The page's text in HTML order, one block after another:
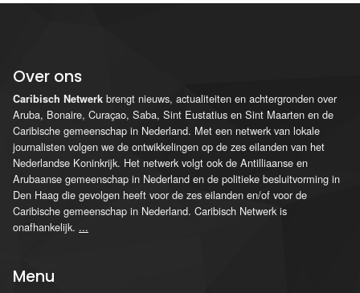
Over ons
Caribisch Netwerk brengt nieuws, actualiteiten en achtergronden over
Aruba, Bonaire, Curaçao, Saba, Sint Eustatius en Sint Maarten en de
Caribische gemeenschap in Nederland. Met een netwerk van lokale
journalisten volgen we de ontwikkelingen op de zes eilanden van het
Nederlandse Koninkrijk. Het netwerk volgt ook de Antilliaanse en
Arubaanse gemeenschap in Nederland en de politieke besluitvorming in
Den Haag die gevolgen heeft voor de zes eilanden en/of voor de
Caribische gemeenschap in Nederland. Caribisch Netwerk is
onafhankelijk. ...
Menu